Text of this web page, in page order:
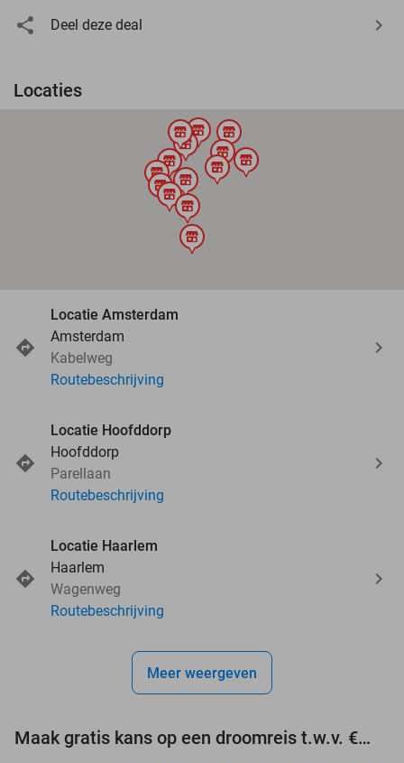
Deel deze deal
Locaties
store
store
store
store
store
store
store
store
store
store
store
store
store
store
Locatie Amsterdam
Amsterdam
Kabelweg
Routebeschrijving
Locatie Hoofddorp
Hoofddorp
Parellaan
Routebeschrijving
Locatie Haarlem
Haarlem
Wagenweg
Routebeschrijving
Meer weergeven
Maak gratis kans op een droomreis t.w.v. €3.000!